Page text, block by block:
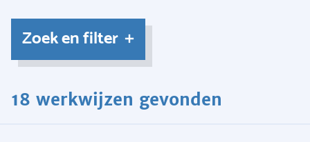
Zoek en filter
18 werkwijzen gevonden